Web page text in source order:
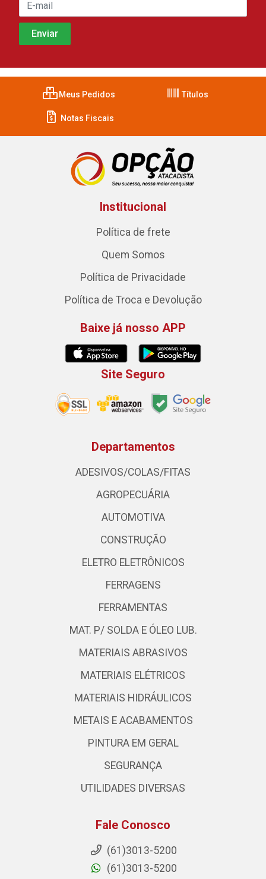
Meus Pedidos Títulos
Notas Fiscais
Institucional
Política de frete
Quem Somos
Política de Privacidade
Política de Troca e Devolução
Baixe já nosso APP
Site Seguro
Departamentos
ADESIVOS/COLAS/FITAS
AGROPECUÁRIA
AUTOMOTIVA
CONSTRUÇÃO
ELETRO ELETRÔNICOS
FERRAGENS
FERRAMENTAS
MAT. P/ SOLDA E ÓLEO LUB.
MATERIAIS ABRASIVOS
MATERIAIS ELÉTRICOS
MATERIAIS HIDRÁULICOS
METAIS E ACABAMENTOS
PINTURA EM GERAL
SEGURANÇA
UTILIDADES DIVERSAS
Fale Conosco
(61)3013-5200
(61)3013-5200